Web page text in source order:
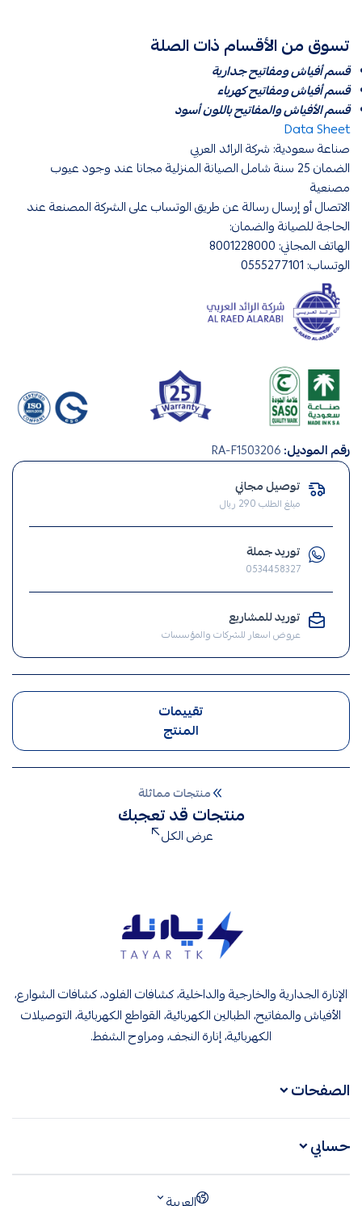
تسوق من الأقسام ذات الصلة
قسم أفياش ومفاتيح جدارية
قسم أفياش ومفاتيح كهرباء
قسم الأفياش والمفاتيح باللون أسود
Data Sheet
صناعة سعودية: شركة الرائد العربي
الضمان 25 سنة شامل الصيانة المنزلية مجانا عند وجود عيوب
مصنعية
الاتصال أو إرسال رسالة عن طريق الوتساب على الشركة المصنعة عند
الحاجة للصيانة والضمان:
الهاتف المجاني: 8001228000
الوتساب: 0555277101
ومفاتيح
,
فيش
افياش
رقم الموديل:RA-F1503206
توصيل مجاني
مبلغ الطلب 290 ريال
توريد جملة
0534458327
توريد للمشاريع
عروض اسعار للشركات والمؤسسات
تقييمات
المنتج
منتجات مماثلة
منتجات قد تعجبك
عرض الكل
الإنارة الجدارية والخارجية والداخلية، كشافات الفلود، كشافات الشوارع،
الأفياش والمفاتيح، الطبالين الكهربائية، القواطع الكهربائية، التوصيلات
الكهربائية، إنارة النجف، ومراوح الشفط.
الصفحات
حسابي